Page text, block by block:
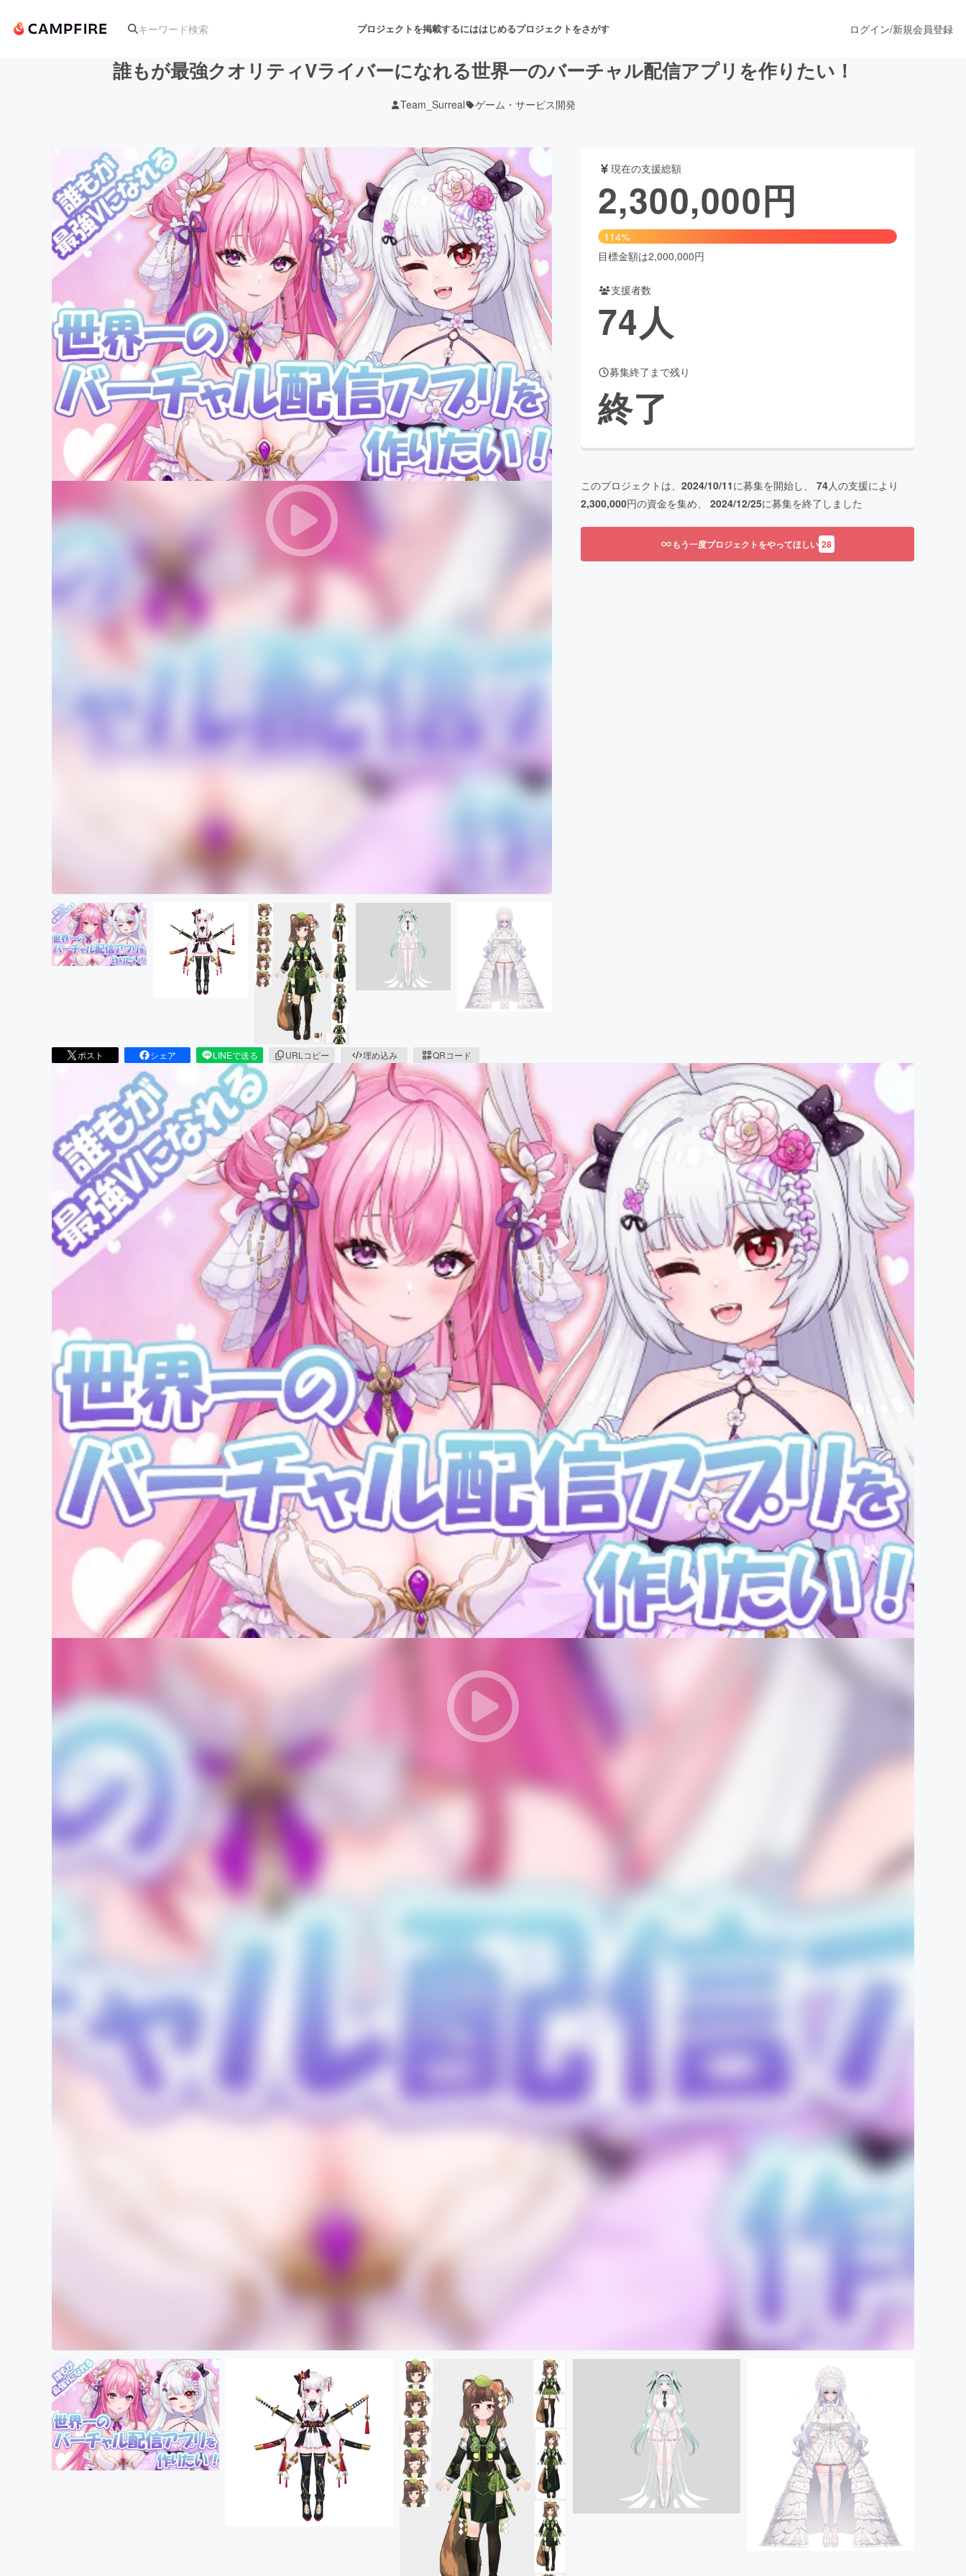
プロジェクトを掲載するにははじめるプロジェクトをさがす
アート・写真 音楽 舞台・パフォーマンス
テクノロジー・ガジェット ゲーム・サービス開発 フード・飲食店 ファッション
映像・映画 書籍・雑誌出版 アニメ・漫画
ビジネス・起業 チャレンジ ビューティー・ヘルスケア
まちづくり・地域活性化
CAMPFIRE for Social GoodCAMPFIRE Creation
CAMPFIREふるさと納税machi-yaコミュニティ
ログイン/新規会員登録
誰もが最強クオリティVライバーになれる世界一のバーチャル配信アプリを作りたい！
Team_Surreal ゲーム・サービス開発
ポスト シェア LINEで送る URLコピー 埋め込み QRコード
現在の支援総額
2,300,000円
114%
目標金額は2,000,000円
支援者数
74人
募集終了まで残り
終了
このプロジェクトは、 2024/10/11に募集を開始し、 74人の支援により
2,300,000円の資金を集め、 2024/12/25に募集を終了しました
もう一度プロジェクトをやってほしい 28